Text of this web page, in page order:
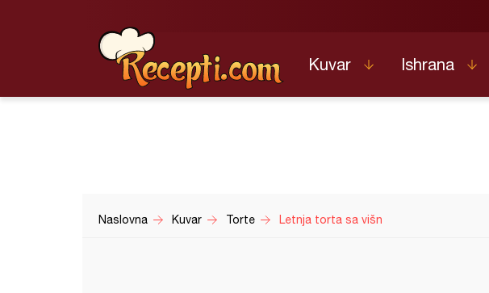
Kuvar Ishrana
Naslovna Kuvar Torte Letnja torta sa višn